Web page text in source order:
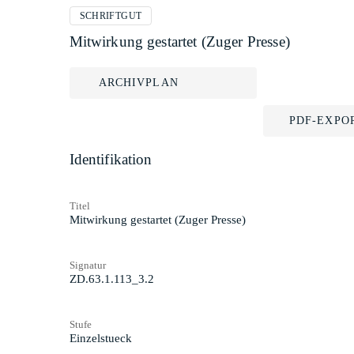
SCHRIFTGUT
Mitwirkung gestartet (Zuger Presse)
ARCHIVPLAN
PDF-
Identifikation
Titel
Mitwirkung gestartet (Zuger Presse)
Signatur
ZD.63.1.113_3.2
Stufe
Einzelstueck